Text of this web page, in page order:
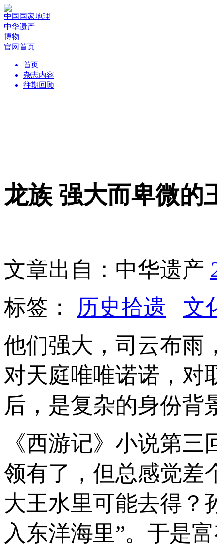
中国国家地理
中华遗产
博物
官网首页
首页
杂志内容
往期回顾
龙族 强大而卑微的
文章出自：中华遗产
标签： 历史拾遗
文
他们强大，司云布雨
对天庭唯唯诺诺，对
后，是复杂的身份背
《西游记》小说第
领有了，但总感觉差
大王水里可能去得
入东洋海里”。于是